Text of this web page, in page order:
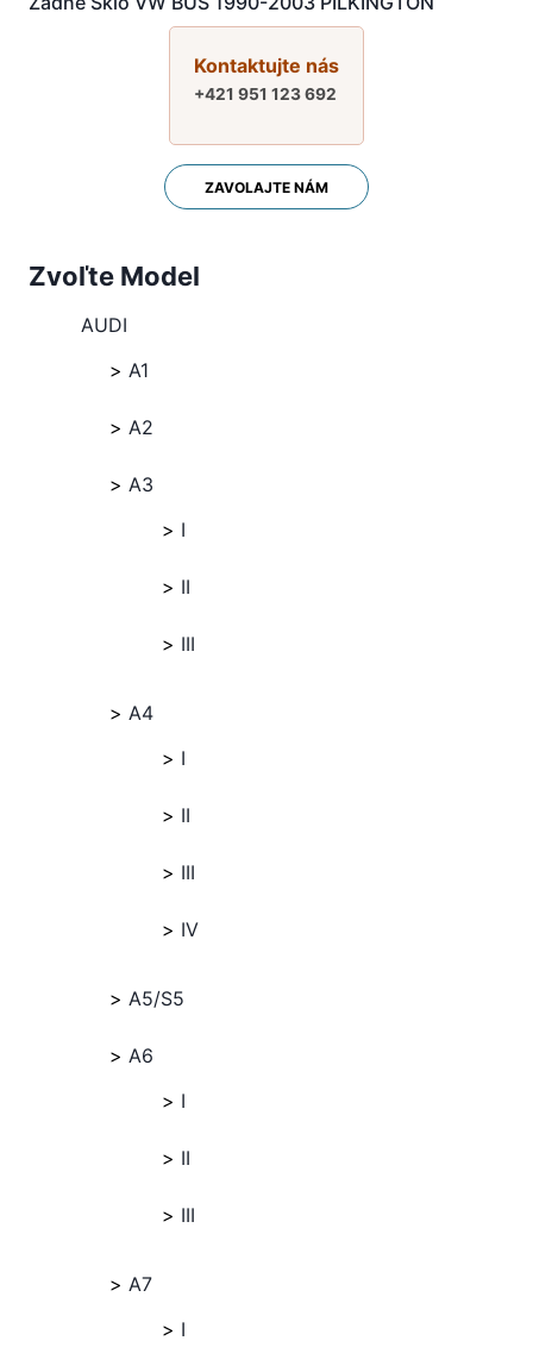
Kontaktujte nás
+421 951 123 692
ZAVOLAJTE NÁM
Zvoľte Model
AUDI
A1
A2
A3
I
II
III
A4
I
II
III
IV
A5/S5
A6
I
II
III
A7
I